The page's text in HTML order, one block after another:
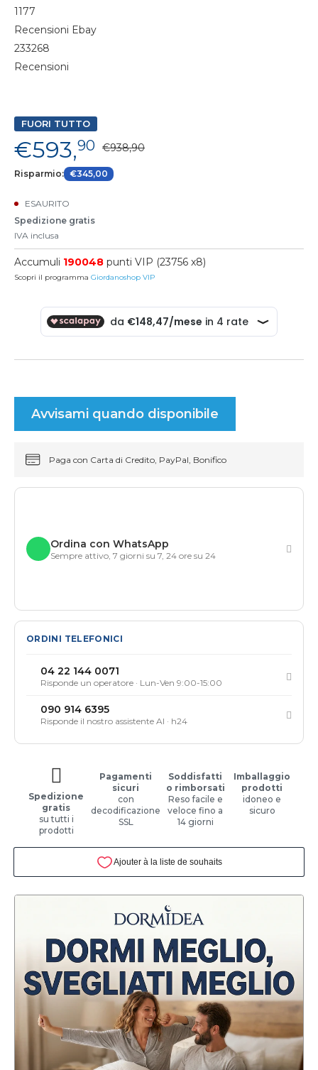
1177
Recensioni Ebay
233268
Recensioni
FUORI TUTTO
€593,90 €938,90
Risparmio: €345,00
ESAURITO
Spedizione gratis
IVA inclusa
Accumuli 190048 punti VIP (23756 x8)
Scopri il programma Giordanoshop VIP
Avvisami quando disponibile
Paga con Carta di Credito, PayPal, Bonifico
Ordina con WhatsApp
Sempre attivo, 7 giorni su 7, 24 ore su 24
ORDINI TELEFONICI
04 22 144 0071
Risponde un operatore · Lun-Ven 9:00-15:00
090 914 6395
Risponde il nostro assistente AI · h24
Spedizione
gratis
su tutti i
prodotti
Pagamenti
sicuri
con
decodificazione
SSL
Soddisfatti
o rimborsati
Reso facile e
veloce fino a
14 giorni
Imballaggio
prodotti
idoneo e
sicuro